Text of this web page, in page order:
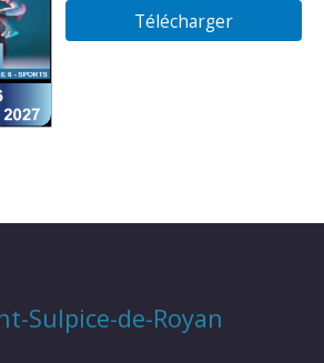
Télécharger
Sulpice-de-Royan